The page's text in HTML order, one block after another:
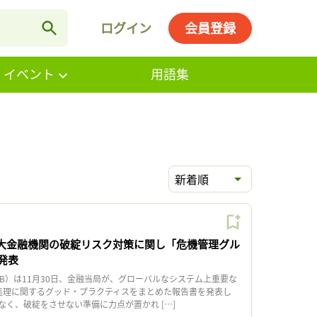
ログイン 会員登録
ベント 用語集
新着順
金融機関の破綻リスク対策に関し「危機管理グル
表
は11月30日、金融当局が、グローバルなシステム上重要な
に関するグッド・プラクティスをまとめた報告書を発表し
く、破綻をさせない準備に力点が置かれ […]